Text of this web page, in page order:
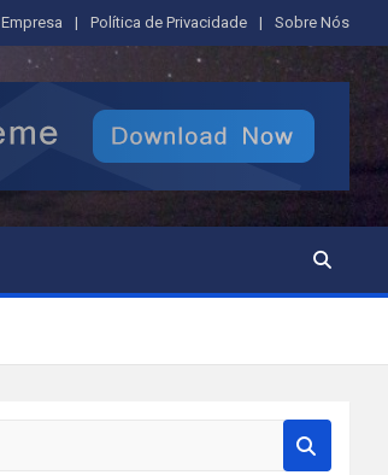
Empresa Política de Privacidade Sobre Nós